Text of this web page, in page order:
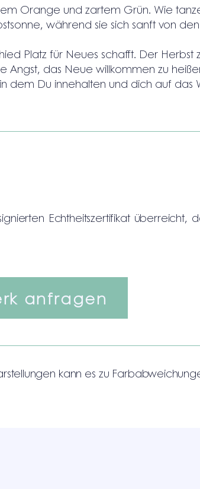
Orange und zartem Grün. Wie
während sie sich sanft von
Platz für Neues schafft. Der Herbst
Angst, das Neue willkommen zu
dem Du innehalten und dich auf das
Echtheitszertifikat überreicht,
anfragen
kann es zu